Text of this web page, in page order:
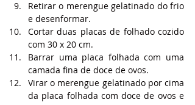
Retirar o merengue gelatinado do frio
e desenformar.
Cortar duas placas de folhado cozido
com 30 x 20 cm.
Barrar uma placa folhada com uma
camada fina de doce de ovos.
Virar o merengue gelatinado por cima
da placa folhada com doce de ovos e